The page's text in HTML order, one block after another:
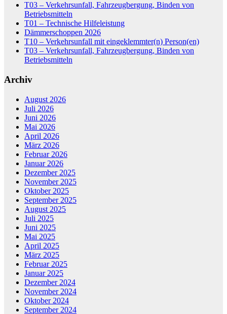
T03 – Verkehrsunfall, Fahrzeugbergung, Binden von
Betriebsmitteln
T01 – Technische Hilfeleistung
Dämmerschoppen 2026
T10 – Verkehrsunfall mit eingeklemmter(n) Person(en)
T03 – Verkehrsunfall, Fahrzeugbergung, Binden von
Betriebsmitteln
Archiv
August 2026
Juli 2026
Juni 2026
Mai 2026
April 2026
März 2026
Februar 2026
Januar 2026
Dezember 2025
November 2025
Oktober 2025
September 2025
August 2025
Juli 2025
Juni 2025
Mai 2025
April 2025
März 2025
Februar 2025
Januar 2025
Dezember 2024
November 2024
Oktober 2024
September 2024